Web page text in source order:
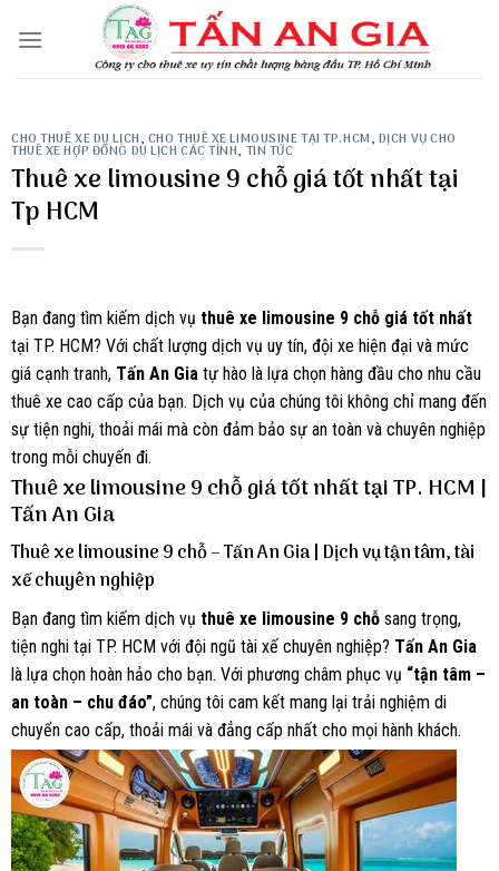
CHO THUÊ XE DU LỊCH, CHO THUÊ XE LIMOUSINE TẠI TP.HCM, DỊCH VỤ CHO
THUÊ XE HỢP ĐỒNG DU LỊCH CÁC TỈNH, TIN TỨC
Thuê xe limousine 9 chỗ giá tốt nhất tại
Tp HCM
Bạn đang tìm kiếm dịch vụ thuê xe limousine 9 chỗ giá tốt nhất
tại TP. HCM? Với chất lượng dịch vụ uy tín, đội xe hiện đại và mức
giá cạnh tranh, Tấn An Gia tự hào là lựa chọn hàng đầu cho nhu cầu
thuê xe cao cấp của bạn. Dịch vụ của chúng tôi không chỉ mang đến
sự tiện nghi, thoải mái mà còn đảm bảo sự an toàn và chuyên nghiệp
trong mỗi chuyến đi.
Thuê xe limousine 9 chỗ giá tốt nhất tại TP. HCM |
Tấn An Gia
Thuê xe limousine 9 chỗ – Tấn An Gia | Dịch vụ tận tâm, tài
xế chuyên nghiệp
Bạn đang tìm kiếm dịch vụ thuê xe limousine 9 chỗ sang trọng,
tiện nghi tại TP. HCM với đội ngũ tài xế chuyên nghiệp? Tấn An Gia
là lựa chọn hoàn hảo cho bạn. Với phương châm phục vụ “tận tâm –
an toàn – chu đáo”, chúng tôi cam kết mang lại trải nghiệm di
chuyển cao cấp, thoải mái và đẳng cấp nhất cho mọi hành khách.